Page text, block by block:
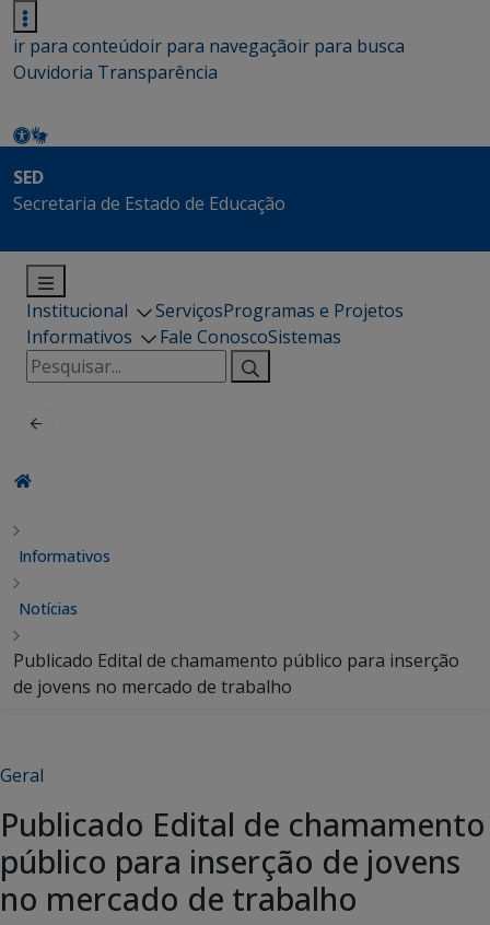
ir para conteúdoir para navegaçãoir para busca
Ouvidoria Transparência
SED
Secretaria de Estado de Educação
Institucional ServiçosProgramas e Projetos
Informativos
Fale ConoscoSistemas
Pesquisar
por:
Informativos
Notícias
Publicado Edital de chamamento público para inserção
de jovens no mercado de trabalho
Geral
Publicado Edital de chamamento
público para inserção de jovens
no mercado de trabalho